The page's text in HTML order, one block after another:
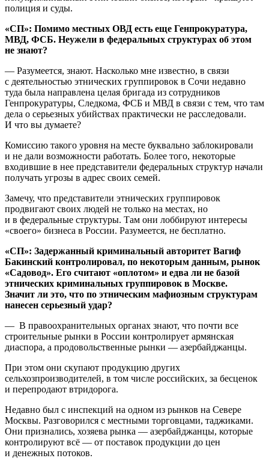
полиция и суды.
«СП»: Помимо местных ОВД есть еще Генпрокуратура,
МВД, ФСБ. Неужели в федеральных структурах об этом
не знают?
— Разумеется, знают. Насколько мне известно, в связи
с деятельностью этнических группировок в Сочи недавно
туда была направлена целая бригада из сотрудников
Генпрокуратуры, Следкома, ФСБ и МВД в связи с тем, что там
дела о серьезных убийствах практически не расследовали.
И что вы думаете?
Комиссию такого уровня на месте буквально заблокировали
и не дали возможности работать. Более того, некоторые
входившие в нее представители федеральных структур начали
получать угрозы в адрес своих семей.
Замечу, что представители этнических группировок
продвигают своих людей не только на местах, но
и в федеральные структуры. Там они лоббируют интересы
«своего» бизнеса в России. Разумеется, не бесплатно.
«СП»: Задержанный криминальный авторитет Вагиф
Бакинский контролировал, по некоторым данным, рынок
«Садовод». Его считают «оплотом» и едва ли не базой
этнических криминальных группировок в Москве.
Значит ли это, что по этническим мафиозным структурам
нанесен серьезный удар?
— В правоохранительных органах знают, что почти все
строительные рынки в России контролирует армянская
диаспора, а продовольственные рынки — азербайджанцы.
При этом они скупают продукцию других
сельхозпроизводителей, в том числе российских, за бесценок
и перепродают втридорога.
Недавно был с инспекций на одном из рынков на Севере
Москвы. Разговорился с местными торговцами, таджиками.
Они признались, хозяева рынка — азербайджанцы, которые
контролируют всё — от поставок продукции до цен
и денежных потоков.